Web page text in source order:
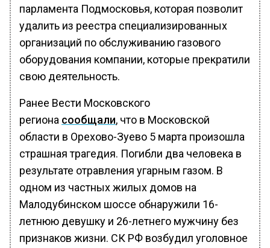
парламента Подмосковья, которая позволит
удалить из реестра специализированных
организаций по обслуживанию газового
оборудования компании, которые прекратили
свою деятельность.
Ранее Вести Московского
региона сообщали, что в Московской
области в Орехово-Зуево 5 марта произошла
страшная трагедия. Погибли два человека в
результате отравления угарным газом. В
одном из частных жилых домов на
Малодубинском шоссе обнаружили 16-
летнюю девушку и 26-летнего мужчину без
признаков жизни. СК РФ возбудил уголовное